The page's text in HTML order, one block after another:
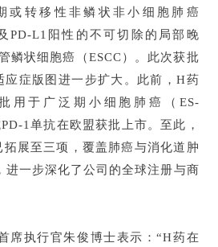
或转移性非鳞状非小细胞肺癌
PD-L1阳性的不可切除的局部晚
管鳞状细胞癌（ESCC）。此次获批
应症版图进一步扩大。此前，H药
用于广泛期小细胞肺癌（ES-
1单抗在欧盟获批上市。至此，
展至三项，覆盖肺癌与消化道肿
进一步深化了公司的全球注册与商
席执行官朱俊博士表示：“H药在